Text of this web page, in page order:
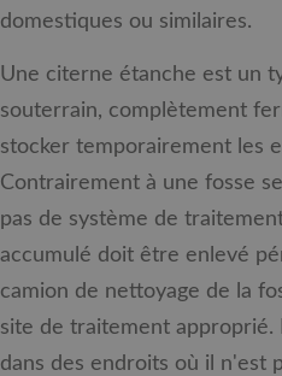
domestiques ou similaires.
Une citerne étanche est un
souterrain, complètement
stocker temporairement les
Contrairement à une fosse
pas de système de
accumulé doit être enlevé
camion de nettoyage de la
site de traitement approprié.
dans des endroits où il n'est